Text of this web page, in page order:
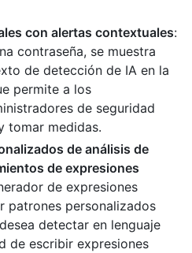
con alertas contextuales:
contraseña, se muestra
de detección de IA en la
permite a los
de seguridad
tomar medidas.
de análisis de
de expresiones
de expresiones
patrones personalizados
detectar en lenguaje
de escribir expresiones